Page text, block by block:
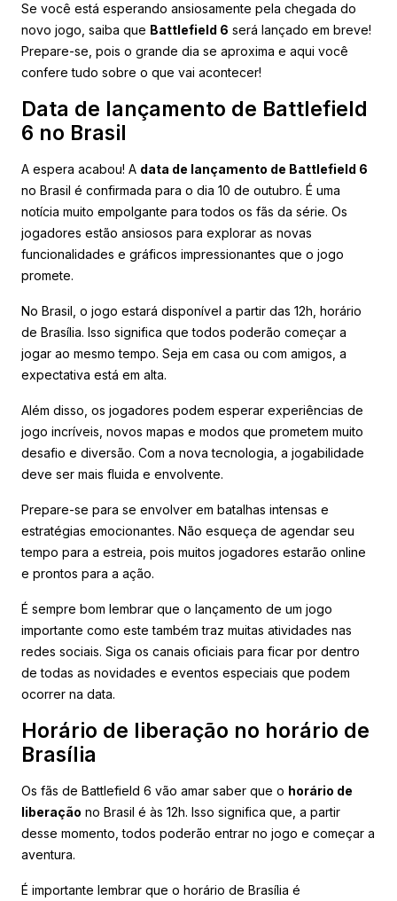
Se você está esperando ansiosamente pela chegada do
novo jogo, saiba que Battlefield 6 será lançado em breve!
Prepare-se, pois o grande dia se aproxima e aqui você
confere tudo sobre o que vai acontecer!
Data de lançamento de Battlefield
6 no Brasil
A espera acabou! A data de lançamento de Battlefield 6
no Brasil é confirmada para o dia 10 de outubro. É uma
notícia muito empolgante para todos os fãs da série. Os
jogadores estão ansiosos para explorar as novas
funcionalidades e gráficos impressionantes que o jogo
promete.
No Brasil, o jogo estará disponível a partir das 12h, horário
de Brasília. Isso significa que todos poderão começar a
jogar ao mesmo tempo. Seja em casa ou com amigos, a
expectativa está em alta.
Além disso, os jogadores podem esperar experiências de
jogo incríveis, novos mapas e modos que prometem muito
desafio e diversão. Com a nova tecnologia, a jogabilidade
deve ser mais fluida e envolvente.
Prepare-se para se envolver em batalhas intensas e
estratégias emocionantes. Não esqueça de agendar seu
tempo para a estreia, pois muitos jogadores estarão online
e prontos para a ação.
É sempre bom lembrar que o lançamento de um jogo
importante como este também traz muitas atividades nas
redes sociais. Siga os canais oficiais para ficar por dentro
de todas as novidades e eventos especiais que podem
ocorrer na data.
Horário de liberação no horário de
Brasília
Os fãs de Battlefield 6 vão amar saber que o horário de
liberação no Brasil é às 12h. Isso significa que, a partir
desse momento, todos poderão entrar no jogo e começar a
aventura.
É importante lembrar que o horário de Brasília é